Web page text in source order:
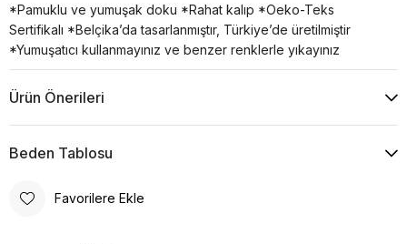
*Pamuklu ve yumuşak doku *Rahat kalıp *Oeko-Teks
Sertifikalı *Belçika’da tasarlanmıştır, Türkiye’de üretilmiştir
*Yumuşatıcı kullanmayınız ve benzer renklerle yıkayınız
Ürün Önerileri
Beden Tablosu
Favorilere Ekle